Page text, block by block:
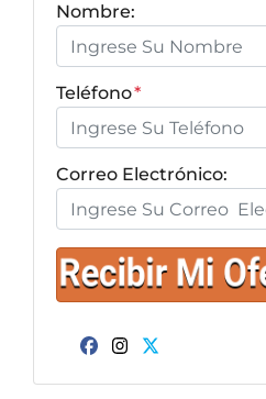
Nombre:
Teléfono*
Correo Electrónico:
Facebook